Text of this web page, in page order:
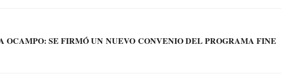
OCAMPO: SE FIRMÓ UN NUEVO CONVENIO DEL PROGRAMA FINE